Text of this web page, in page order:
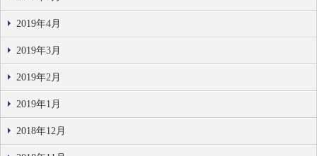
2019年4月
2019年3月
2019年2月
2019年1月
2018年12月